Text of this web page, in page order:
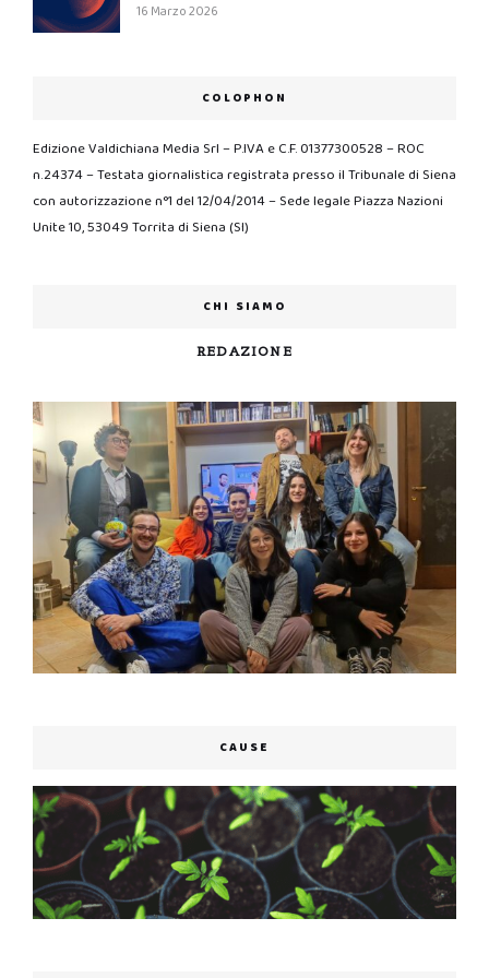
16 Marzo 2026
COLOPHON
Edizione Valdichiana Media Srl – P.IVA e C.F. 01377300528 – ROC
n.24374 – Testata giornalistica registrata presso il Tribunale di Siena
con autorizzazione n°1 del 12/04/2014 – Sede legale Piazza Nazioni
Unite 10, 53049 Torrita di Siena (SI)
CHI SIAMO
REDAZIONE
CAUSE